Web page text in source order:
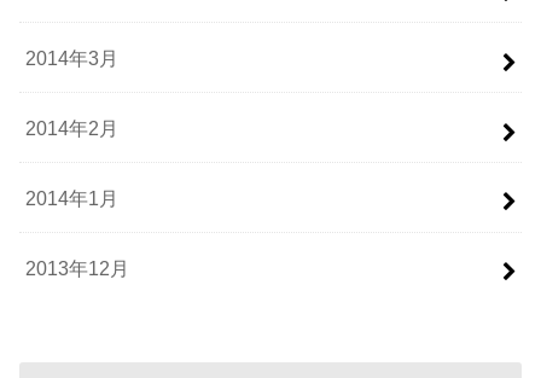
2014年3月
2014年2月
2014年1月
2013年12月